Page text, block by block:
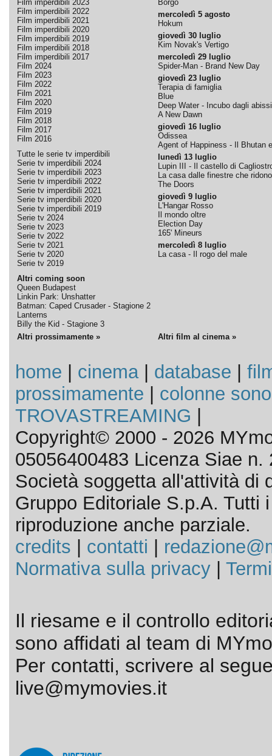
Film imperdibili 2023
Film imperdibili 2022
Film imperdibili 2021
Film imperdibili 2020
Film imperdibili 2019
Film imperdibili 2018
Film imperdibili 2017
Film 2024
Film 2023
Film 2022
Film 2021
Film 2020
Film 2019
Film 2018
Film 2017
Film 2016
Tutte le serie tv imperdibili
Serie tv imperdibili 2024
Serie tv imperdibili 2023
Serie tv imperdibili 2022
Serie tv imperdibili 2021
Serie tv imperdibili 2020
Serie tv imperdibili 2019
Serie tv 2024
Serie tv 2023
Serie tv 2022
Serie tv 2021
Serie tv 2020
Serie tv 2019
Altri coming soon
Queen Budapest
Linkin Park: Unshatter
Batman: Caped Crusader - Stagione 2
Lanterns
Billy the Kid - Stagione 3
Borgo
mercoledì 5 agosto
Hokum
giovedì 30 luglio
Kim Novak's Vertigo
mercoledì 29 luglio
Spider-Man - Brand New Day
giovedì 23 luglio
Terapia di famiglia
Blue
Deep Water - Incubo dagli abissi
A New Dawn
giovedì 16 luglio
Odissea
Agent of Happiness - Il Bhutan
lunedì 13 luglio
Lupin III - Il castello di
La casa dalle finestre che ridono
The Doors
giovedì 9 luglio
L'Hangar Rosso
Il mondo oltre
Election Day
165' Mineurs
mercoledì 8 luglio
La casa - Il rogo del male
Altri prossimamente » Altri film al cinema »
home cinema| database
prossimamente
colonne
TROVASTREAMING
Copyright© 2000 - 2026
05056400483 Licenza Siae n.
Società soggetta all'attività di
Gruppo Editoriale S.p.A. Tutti
riproduzione anche parziale.
credits
contatti
Normativa sulla privacy|
Il riesame e il controllo
sono affidati al team di
Per contatti, scrivere al
live@mymovies.it